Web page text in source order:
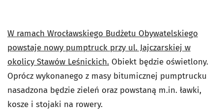
W ramach Wrocławskiego Budżetu Obywatelskiego
powstaje nowy pumptruck przy ul. Jajczarskiej w
okolicy Stawów Leśnickich. Obiekt będzie oświetlony.
Oprócz wykonanego z masy bitumicznej pumptrucku
nasadzona będzie zieleń oraz powstaną m.in. ławki,
kosze i stojaki na rowery.